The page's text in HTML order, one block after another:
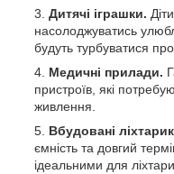
Дитячі іграшки.
насолоджуватись
будуть турбуватися
Медичні прилади.
пристроїв, які
живлення.
Вбудовані
ємність та довгий
ідеальними для